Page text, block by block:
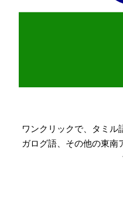
ワンクリックで、タミル
ガログ語、その他の東南